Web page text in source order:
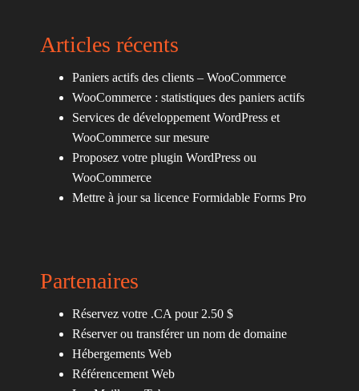
Articles récents
Paniers actifs des clients – WooCommerce
WooCommerce : statistiques des paniers actifs
Services de développement WordPress et
WooCommerce sur mesure
Proposez votre plugin WordPress ou
WooCommerce
Mettre à jour sa licence Formidable Forms Pro
Partenaires
Réservez votre .CA pour 2.50 $
Réserver ou transférer un nom de domaine
Hébergements Web
Référencement Web